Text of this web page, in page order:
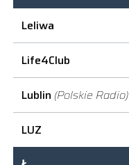
Leliwa
Life4Club
Lublin (Polskie Radio)
LUZ